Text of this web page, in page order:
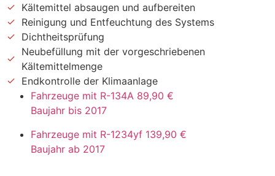
Kältemittel absaugen und aufbereiten
Reinigung und Entfeuchtung des Systems
Dichtheitsprüfung
Neubefüllung mit der vorgeschriebenen
Kältemittelmenge
Endkontrolle der Klimaanlage
Fahrzeuge mit R-134A 89,90 €
Baujahr bis 2017
Fahrzeuge mit R-1234yf 139,90 €
Baujahr ab 2017